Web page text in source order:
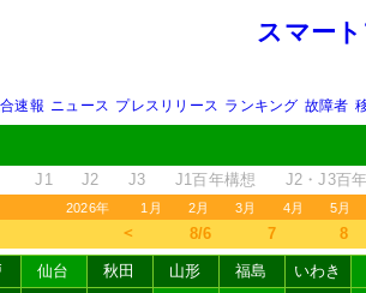
スマー
速報 ニュース プレスリリース ランキング 故障者
J1 J2 J3 J1百年構想 J2・J3百
2026年 1月 2月 3月 4月 5月
＜ 8/6 7 8
仙台 秋田 山形 福島
いわき